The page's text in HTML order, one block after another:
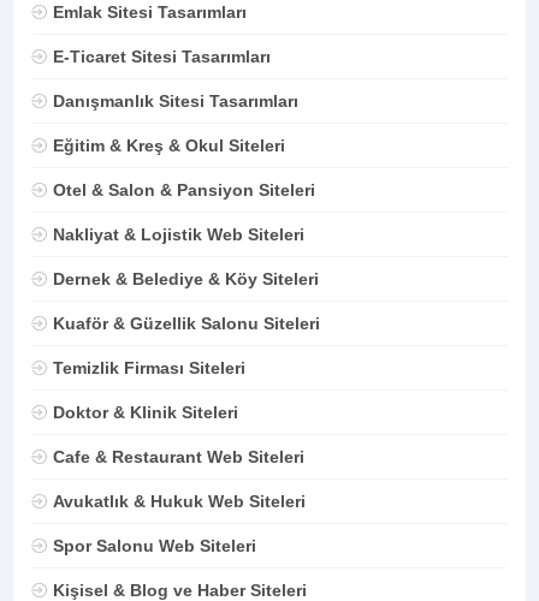
Emlak Sitesi Tasarımları
E-Ticaret Sitesi Tasarımları
Danışmanlık Sitesi Tasarımları
Eğitim & Kreş & Okul Siteleri
Otel & Salon & Pansiyon Siteleri
Nakliyat & Lojistik Web Siteleri
Dernek & Belediye & Köy Siteleri
Kuaför & Güzellik Salonu Siteleri
Temizlik Firması Siteleri
Doktor & Klinik Siteleri
Cafe & Restaurant Web Siteleri
Avukatlık & Hukuk Web Siteleri
Spor Salonu Web Siteleri
Kişisel & Blog ve Haber Siteleri